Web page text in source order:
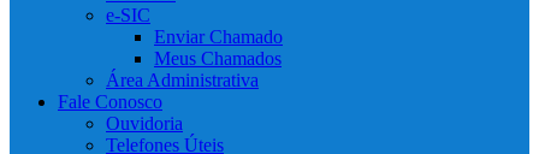
e-SIC
Enviar Chamado
Meus Chamados
Área Administrativa
Fale Conosco
Ouvidoria
Telefones Úteis